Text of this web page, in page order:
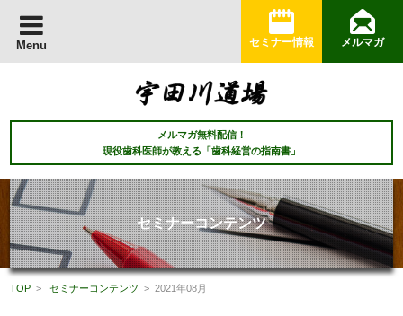
Menu セミナー情報 メルマガ
メルマガ無料配信！
現役歯科医師が教える「歯科経営の指南書」
セミナーコンテンツ
TOP >セミナーコンテンツ > 2021年08月